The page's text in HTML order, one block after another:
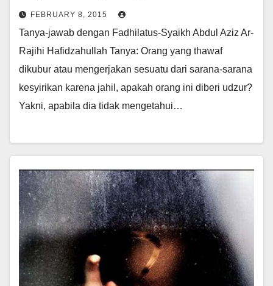
FEBRUARY 8, 2015
Tanya-jawab dengan Fadhilatus-Syaikh Abdul Aziz Ar-
Rajihi Hafidzahullah Tanya: Orang yang thawaf
dikubur atau mengerjakan sesuatu dari sarana-sarana
kesyirikan karena jahil, apakah orang ini diberi udzur?
Yakni, apabila dia tidak mengetahui…